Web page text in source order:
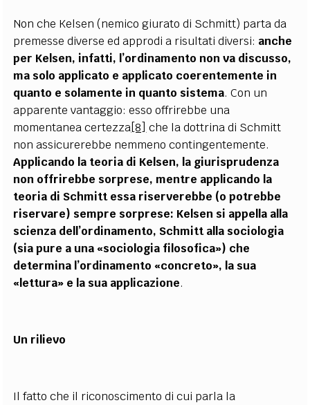
Non che Kelsen (nemico giurato di Schmitt) parta da
premesse diverse ed approdi a risultati diversi: anche
per Kelsen, infatti, l’ordinamento non va discusso,
ma solo applicato e applicato coerentemente in
quanto e solamente in quanto sistema. Con un
apparente vantaggio: esso offrirebbe una
momentanea certezza[8] che la dottrina di Schmitt
non assicurerebbe nemmeno contingentemente.
Applicando la teoria di Kelsen, la giurisprudenza
non offrirebbe sorprese, mentre applicando la
teoria di Schmitt essa riserverebbe (o potrebbe
riservare) sempre sorprese: Kelsen si appella alla
scienza dell’ordinamento, Schmitt alla sociologia
(sia pure a una «sociologia filosofica») che
determina l’ordinamento «concreto», la sua
«lettura» e la sua applicazione.
Un rilievo
Il fatto che il riconoscimento di cui parla la